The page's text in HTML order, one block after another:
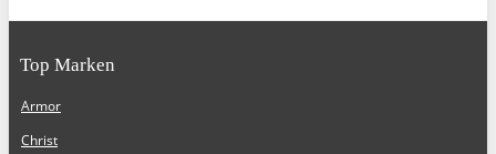
Top Marken
Armor
Christ